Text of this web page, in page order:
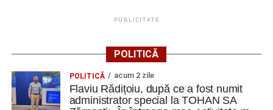
PUBLICITATE
POLITICĂ
POLITICĂ acum 2 zile
Flaviu Rădițoiu, după ce a fost numit
administrator special la TOHAN SA